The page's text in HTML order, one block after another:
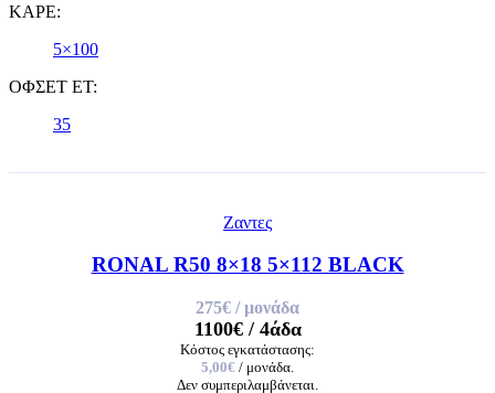
ΚΑΡΕ:
5×100
ΟΦΣΕΤ ET:
35
Ζαντες
RONAL R50 8×18 5×112 BLACK
275€ / μονάδα
1100€/ 4άδα
Κόστος εγκατάστασης:
5,00€ / μονάδα.
Δεν συμπεριλαμβάνεται.